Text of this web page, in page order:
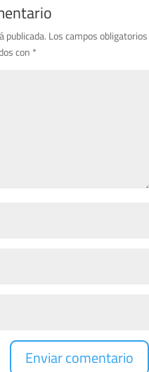
publicada. Los campos obligatorios
con *